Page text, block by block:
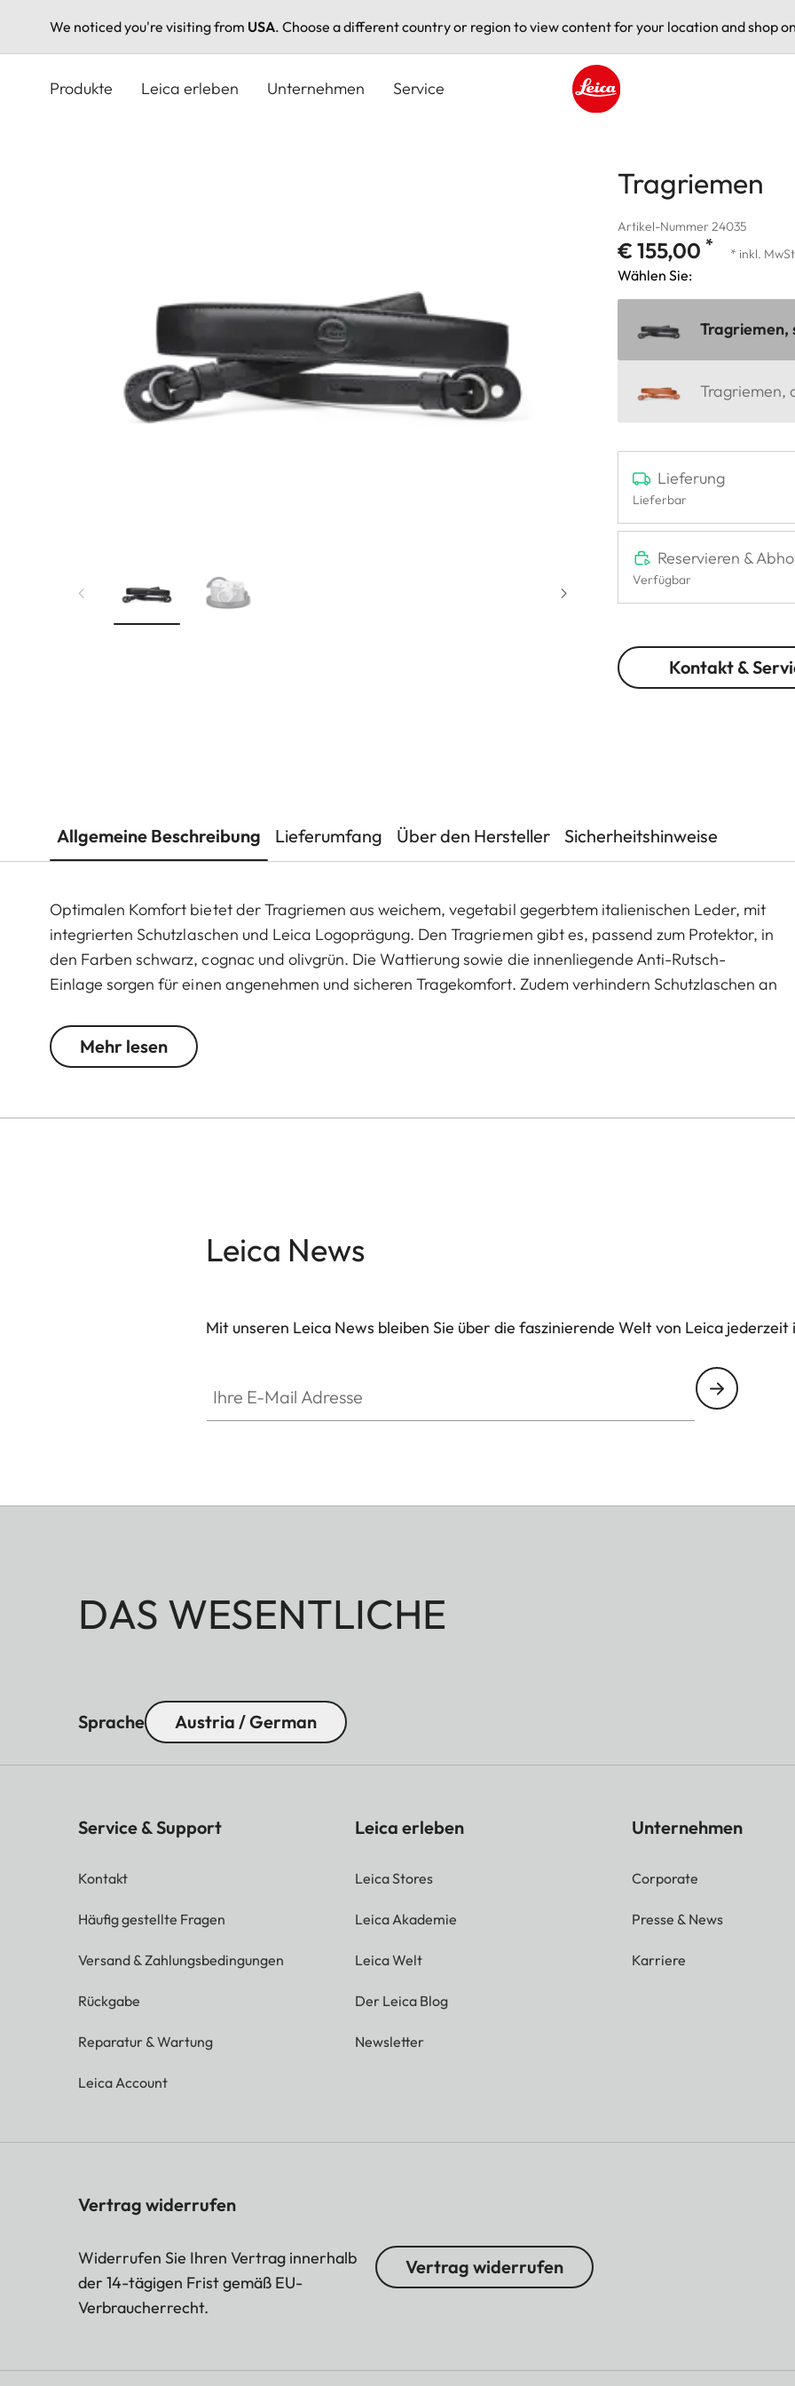
We noticed you're visiting from USA. Choose a different country or region to view content for your location and shop
Produkte Leica erleben Unternehmen Service
Tragriemen
Artikel-Nummer 24035
€ 155,00 * * inkl.
Wählen Sie:
Tragriemen,
Tragriemen,
Lieferung
Lieferbar
Reservieren &
Verfügbar
Kontakt &
Allgemeine Beschreibung Lieferumfang Über den Hersteller Sicherheitshinweise
Optimalen Komfort bietet der Tragriemen aus weichem, vegetabil gegerbtem italienischen Leder, mit
integrierten Schutzlaschen und Leica Logoprägung. Den Tragriemen gibt es, passend zum Protektor, in
den Farben schwarz, cognac und olivgrün. Die Wattierung sowie die innenliegende Anti-Rutsch-
Einlage sorgen für einen angenehmen und sicheren Tragekomfort. Zudem verhindern Schutzlaschen an
mit anderen Kamera Modellen mit Ringanbindung verwendet werden, bspw. mit einer D-Lux 7, Cl, Q2,
Q3 oder weiteren M-Modellen.
Mehr lesen
Leica News
Mit unseren Leica News bleiben Sie über die faszinierende Welt von Leica
DAS WESENTLICHE
Sprache Austria / German
Service & Support
Kontakt
Häufig gestellte Fragen
Versand & Zahlungsbedingungen
Rückgabe
Reparatur & Wartung
Leica Account
Leica erleben
Leica Stores
Leica Akademie
Leica Welt
Der Leica Blog
Newsletter
Unternehmen
Corporate
Presse & News
Karriere
Vertrag widerrufen
Widerrufen Sie Ihren Vertrag innerhalb
der 14-tägigen Frist gemäß EU-
Verbraucherrecht.
Vertrag widerrufen